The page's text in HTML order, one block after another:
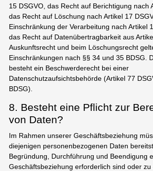
15 DSGVO, das Recht auf Berichtigung nach
das Recht auf Löschung nach Artikel 17
Einschränkung der Verarbeitung nach Artikel
das Recht auf Datenübertragbarkeit aus
Auskunftsrecht und beim Löschungsrecht
Einschränkungen nach §§ 34 und 35 BDSG.
besteht ein Beschwerderecht bei einer
Datenschutzaufsichtsbehörde (Artikel 77
BDSG).
8. Besteht eine Pflicht zur
von Daten?
Im Rahmen unserer Geschäftsbeziehung
diejenigen personenbezogenen Daten
Begründung, Durchführung und Beendigung
Geschäftsbeziehung erforderlich sind oder